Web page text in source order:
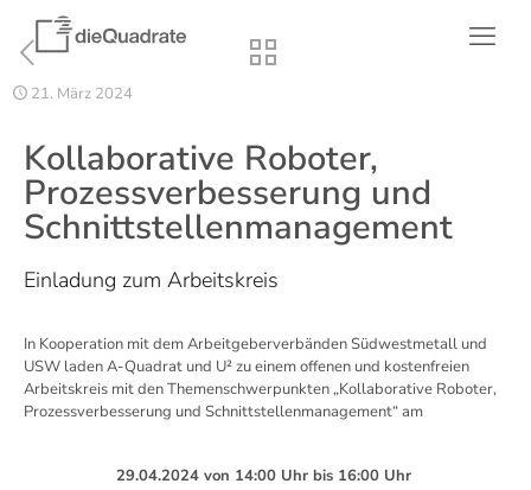
21. März 2024
Kollaborative Roboter,
Prozessverbesserung und
Schnittstellenmanagement
Einladung zum Arbeitskreis
In Kooperation mit dem Arbeitgeberverbänden Südwestmetall und
USW laden A-Quadrat und U² zu einem offenen und kostenfreien
Arbeitskreis mit den Themenschwerpunkten „Kollaborative Roboter,
Prozessverbesserung und Schnittstellenmanagement“ am
29.04.2024 von 14:00 Uhr bis 16:00 Uhr